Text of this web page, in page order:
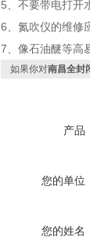
5、不要带电打开
6、氮吹仪的维修
7、像石油醚等高
如果你对南昌全封
产品
您的单位
您的姓名